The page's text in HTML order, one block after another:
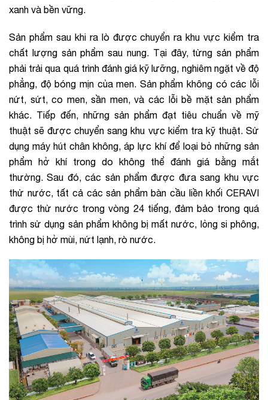
xanh và bền vững.
Sản phẩm sau khi ra lò được chuyển ra khu vực kiểm tra
chất lượng sản phẩm sau nung. Tại đây, từng sản phẩm
phải trải qua quá trình đánh giá kỹ lưỡng, nghiêm ngặt về độ
phẳng, độ bóng mịn của men. Sản phẩm không có các lỗi
nứt, sứt, co men, sần men, và các lỗi bề mặt sản phẩm
khác. Tiếp đến, những sản phẩm đạt tiêu chuẩn về mỹ
thuật sẽ được chuyển sang khu vực kiểm tra kỹ thuật. Sử
dụng máy hút chân không, áp lực khí để loại bỏ những sản
phẩm hở khí trong do không thể đánh giá bằng mắt
thường. Sau đó, các sản phẩm được đưa sang khu vực
thử nước, tất cả các sản phẩm bàn cầu liền khối CERAVI
được thử nước trong vòng 24 tiếng, đảm bảo trong quá
trình sử dụng sản phẩm không bị mất nước, lỏng si phông,
không bị hở mùi, nứt lạnh, rò nước.